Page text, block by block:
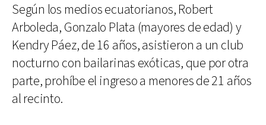
Según los medios ecuatorianos, Robert
Arboleda, Gonzalo Plata (mayores de edad) y
Kendry Páez, de 16 años, asistieron a un club
nocturno con bailarinas exóticas, que por otra
parte, prohíbe el ingreso a menores de 21 años
al recinto.